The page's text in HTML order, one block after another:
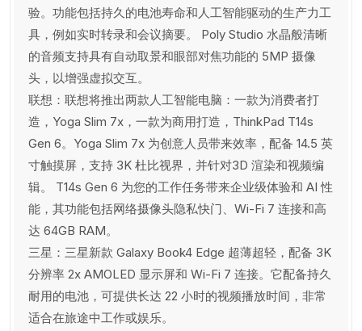
验。功能包括持久的电池寿命和人工智能驱动的生产力工
具，例如实时转录和会议摘要。 Poly Studio 水晶般清晰
的音频支持具有自动取景和眼部对焦功能的 5MP 摄像
头，以增强虚拟交互。
联想：联想将推出两款人工智能电脑：一款为消费者打
造，Yoga Slim 7x，一款为商用打造，ThinkPad T14s
Gen 6。Yoga Slim 7x 为创意人员带来效率，配备 14.5 英
寸触摸屏，支持 3K 杜比视界，并针对3D 渲染和视频编
辑。 T14s Gen 6 为您的工作任务带来企业级体验和 AI 性
能，其功能包括网络摄像头隐私快门、Wi-Fi 7 连接和高
达 64GB RAM。
三星：三星新款 Galaxy Book4 Edge 超薄超轻，配备 3K
分辨率 2x AMOLED 显示屏和 Wi-Fi 7 连接。它配备持久
耐用的电池，可提供长达 22 小时的视频播放时间，非常
适合在旅途中工作或娱乐。